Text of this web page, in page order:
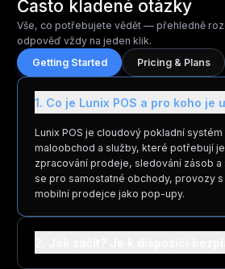
Často kladené otázky
Vše, co potřebujete vědět — přehledně
odpověď vždy na jeden klik.
Getting Started
Pricing & Plans
1. Co je Lunix POS a pro koho je
Lunix POS je cloudový pokladní
maloobchod a služby, které potřebují
zpracování prodeje, sledování zásob a
se pro samostatné obchody, provozy
mobilní prodejce jako pop-upy.